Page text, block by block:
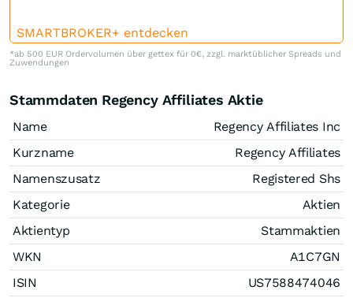
SMARTBROKER+ entdecken
*ab 500 EUR Ordervolumen über gettex für 0€, zzgl. marktüblicher Spreads und
Zuwendungen
Stammdaten Regency Affiliates Aktie
Name
Regency Affiliates Inc
Kurzname
Regency Affiliates
Namenszusatz
Registered Shs
Kategorie
Aktien
Aktientyp
Stammaktien
WKN
A1C7GN
ISIN
US7588474046